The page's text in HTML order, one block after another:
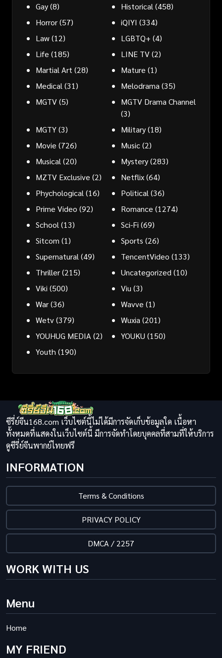
Gay(8) Historical (458)
Horror(57) iQIYI (334)
Law(12) LGBTQ+ (4)
Life (185) LINE TV(2)
Martial Art (28) Mature (1)
Medical (31) Melodrama (35)
MGTV(5)
MGTV Drama Channel
(3)
MGTY(3) Military(18)
Movie (726) Music(2)
Musical (20) Mystery(283)
MZTV Exclusive (2) Netflix(64)
Phychological (16) Political (36)
Prime Video (92) Romance (1274)
School (13) Sci-Fi (69)
Sitcom (1) Sports (26)
Supernatural (49) TencentVideo (133)
Thriller(215) Uncategorized (10)
Viki (500) Viu (3)
War(36) Wavve (1)
Wetv(379) Wuxia (201)
YOUHUG MEDIA (2) YOUKU (150)
Youth (190)
ซีรี่ย์จีน168.com เว็บไซต์นี้ไม่ได้มีการจัดเก็บข้อมูลใด เนื้อหา
ทั้งหมดที่แสดงในเว็บไซต์นี้ มีการจัดทำโดยบุคคลที่สามที่ให้บริการ
ดูซีรี่ย์จีนพากย์ไทยฟรี
INFORMATION
Terms & Conditions
PRIVACY POLICY
DMCA / 2257
WORK WITH US
Menu
Home
MY FRIEND